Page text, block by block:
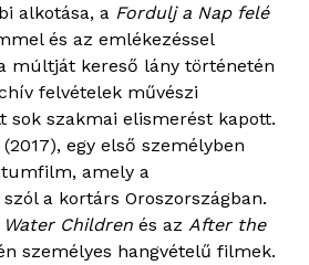
alkotása, a Fordulj a Nap felé
és az emlékezéssel
múltját kereső lány történetén
felvételek művészi
sok szakmai elismerést kapott.
(2017), egy első személyben
amely a
a kortárs Oroszországban.
Water Children és az After the
személyes hangvételű filmek.